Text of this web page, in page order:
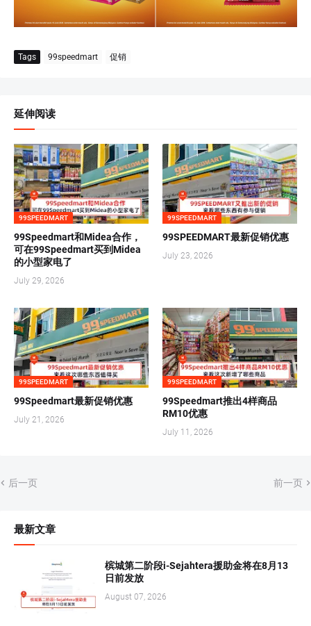
Tags 99speedmart 促销
延伸阅读
99SPEEDMART
99Speedmart和Midea合作，
可在99Speedmart买到Midea
的小型家电了
July 29, 2026
99SPEEDMART
99SPEEDMART最新促销优惠
July 23, 2026
99SPEEDMART
99Speedmart最新促销优惠
July 21, 2026
99SPEEDMART
99Speedmart推出4样商品
RM10优惠
July 11, 2026
后一页 前一页
最新文章
槟城第二阶段i-Sejahtera援助金将在8月13
日前发放
August 07, 2026